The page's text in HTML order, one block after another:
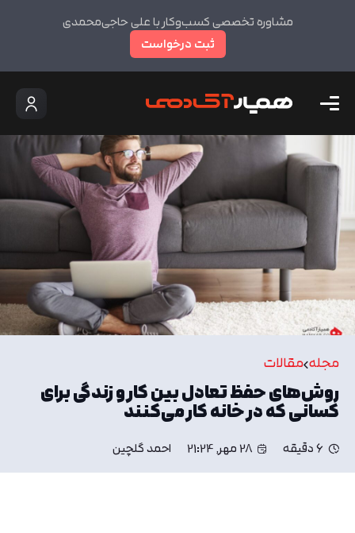
مشاوره تخصصی کسب‌وکار با علی حاجی‌محمدی
ثبت درخواست
مجله مقالات
روش‌های حفظ تعادل بین کار و زندگی برای
کسانی که در خانه کار می‌کنند
6 دقیقه 28 مهر, 21:24 احمد گلچین